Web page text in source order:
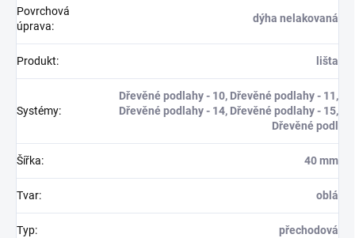
Povrchová
úprava:
dýha nelakovaná
Produkt: lišta
Systémy:
Dřevěné podlahy - 10, Dřevěné podlahy - 11,
Dřevěné podlahy - 14, Dřevěné podlahy - 15,
Dřevěné podl
Šířka: 40 mm
Tvar: oblá
Typ: přechodová